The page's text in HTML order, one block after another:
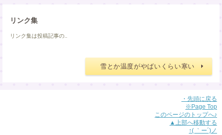
リンク集
リンク集は投稿記事の..
雪とか温度がやばいくらい寒い
・先頭に戻る
※Page Top
このページのトップへ♪
▲上部へ移動する
↑( ｀ー´)ノ